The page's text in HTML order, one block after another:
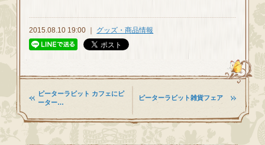
2015.08.10 19:00 ｜ グッズ・商品情報
ピーターラビット カフェにピ
ーター…
ピーターラビット雑貨フェア